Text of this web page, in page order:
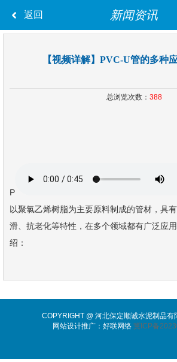
返回 新闻资讯
【视频详解】PVC-U管的多种
总浏览次数： 388
P
以聚氯乙烯树脂为主要原料制成的管材，具
滑、抗老化等特性，在多个领域都有广泛应
绍：
COPYRIGHT @ 河北保定顺诚水泥制品有
网站设计推广：好联网络 冀ICP备